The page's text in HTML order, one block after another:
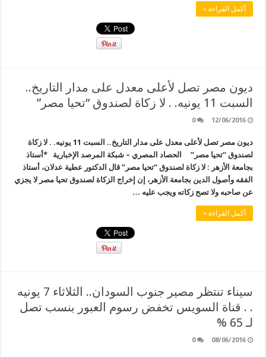
أكمل القراءة »
ديون مصر تصل لأعلى معدل على مدار التاريخ..
السبت 11 يونيه. . لا زكاة لصندوق “تحيا مصر”
12/06/2016
0
ديون مصر تصل لأعلى معدل على مدار التاريخ.. السبت 11 يونيه. . لا زكاة
لصندوق “تحيا مصر” الحصاد المصري – شبكة المرصد الإخبارية *أستاذ
بجامعة الأزهر : لا زكاة لصندوق “تحيا مصر” قال الدكتور عطية عدلان، أستاذ
الفقه وأصول الدين بجامعة الأزهر، إن إخراج الزكاة لصندوق تحيا مصر لا يجزي
عن صاحبه ولا تصح زكاته ويجب عليه …
أكمل القراءة »
سيناء تنتظر مصير جنوب السودان.. الثلاثاء 7 يونيه
. . قناة السويس تخفض رسوم العبور بنسب تصل
لـ 65 %
08/06/2016
0